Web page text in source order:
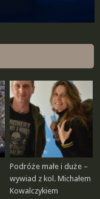
Podróże małe i duże –
wywiad z kol. Michałem
Kowalczykiem